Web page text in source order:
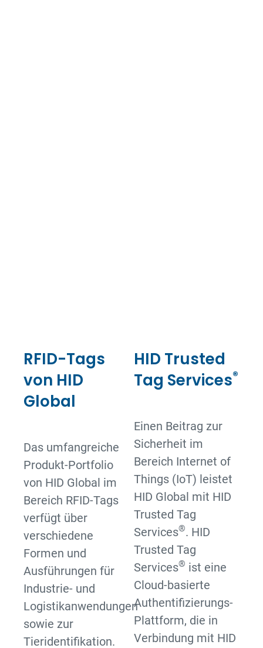
RFID-Tags
von HID
Global
Das umfangreiche
Produkt-Portfolio
von HID Global im
Bereich RFID-Tags
verfügt über
verschiedene
Formen und
Ausführungen für
Industrie- und
Logistikanwendungen
sowie zur
Tieridentifikation.
HID Trusted
Tag Services®
Einen Beitrag zur
Sicherheit im
Bereich Internet of
Things (IoT) leistet
HID Global mit HID
Trusted Tag
Services®. HID
Trusted Tag
Services® ist eine
Cloud-basierte
Authentifizierungs-
Plattform, die in
Verbindung mit HID